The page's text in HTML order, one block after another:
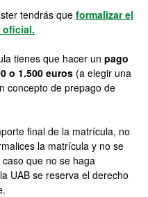
tendrás que formalizar el
oficial.
tienes que hacer un pago
o 1.500 euros (a elegir una
concepto de prepago de
final de la matrícula, no
la matrícula y no se
que no se haga
UAB se reserva el derecho